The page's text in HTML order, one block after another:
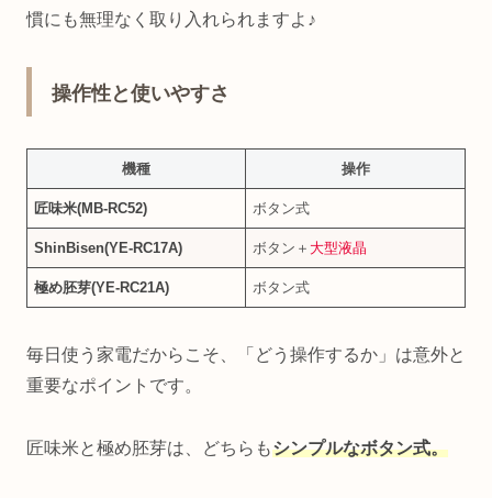
慣にも無理なく取り入れられますよ♪
操作性と使いやすさ
機種 操作
匠味米(MB‑RC52) ボタン式
ShinBisen(YE‑RC17A) ボタン＋ 大型液晶
極め胚芽(YE‑RC21A) ボタン式
毎日使う家電だからこそ、「どう操作するか」は意外と
重要なポイントです。
匠味米と極め胚芽は、どちらもシンプルなボタン式。